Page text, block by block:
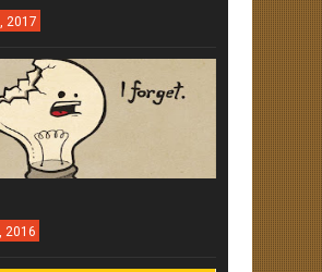
2017
2016